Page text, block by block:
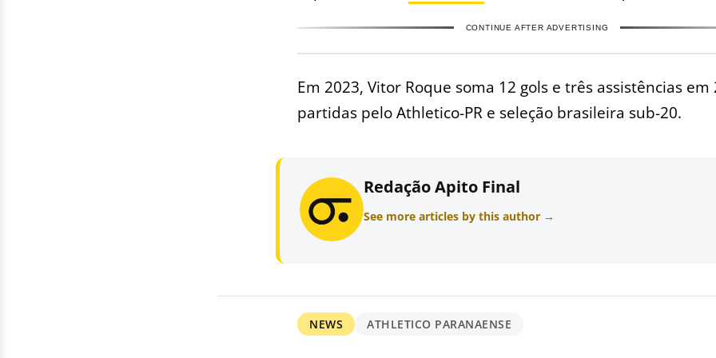
CONTINUE AFTER ADVERTISING
Em 2023, Vitor Roque soma 12 gols e três assistências em
partidas pelo Athletico-PR e seleção brasileira sub-20.
Redação Apito Final
See more articles by this author →
NEWS ATHLETICO PARANAENSE